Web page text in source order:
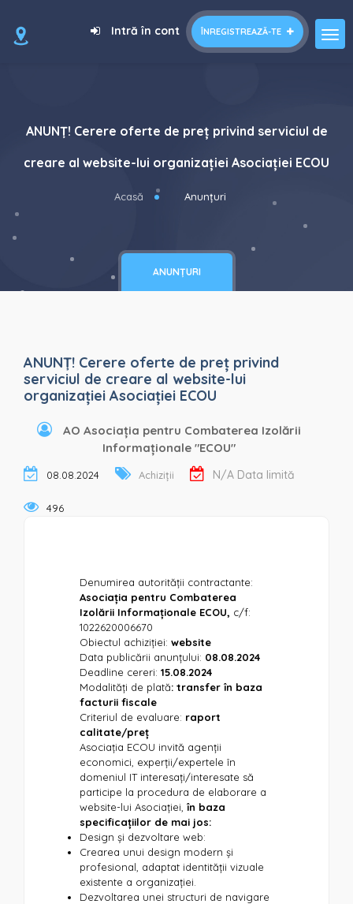
ÎNREGISTREAZĂ-TE
Intră în cont
ANUNȚ! Cerere oferte de preț privind serviciul de
creare al website-lui organizației Asociației ECOU
Acasă Anunțuri
ANUNȚURI
ANUNȚ! Cerere oferte de preț privind
serviciul de creare al website-lui
organizației Asociației ECOU
AO Asociația pentru Combaterea Izolării
Informaționale "ECOU"
08.08.2024 Achiziții N/A Data limită
496
Denumirea autorității contractante:
Asociația pentru Combaterea
Izolării Informaționale ECOU, c/f:
1022620006670
Obiectul achiziției: website
Data publicării anunțului: 08.08.2024
Deadline cereri: 15.08.2024
Modalități de plată: transfer în baza
facturii fiscale
Criteriul de evaluare: raport
calitate/preț
Asociația ECOU invită agenții
economici, experții/expertele în
domeniul IT interesați/interesate să
participe la procedura de elaborare a
website-lui Asociației, în baza
specificațiilor de mai jos:
Design și dezvoltare web:
Crearea unui design modern și
profesional, adaptat identității vizuale
existente a organizației.
Dezvoltarea unei structuri de navigare